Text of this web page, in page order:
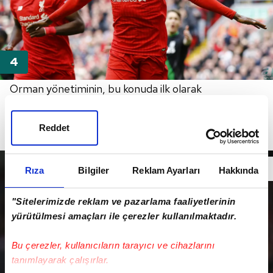
Rıza Bilgiler Reklam Ayarları Hakkında
"Sitelerimizde reklam ve pazarlama faaliyetlerinin
yürütülmesi amaçları ile çerezler kullanılmaktadır.
Bu çerezler, kullanıcıların tarayıcı ve cihazlarını
tanımlayarak çalışırlar.
Reddet
Orman yönetiminin, bu konuda ilk olarak
Divock Origi'nin işini bitirmek için hazırlıklara başladığı
öğrenildi.